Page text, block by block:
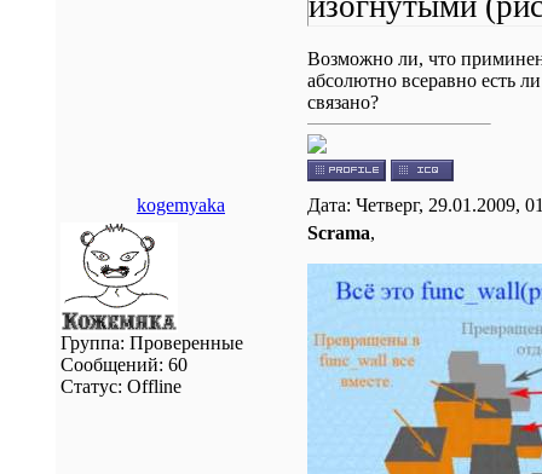
Возможно ли, что
абсолютно всеравно есть
связано?
kogemyaka Дата: Четверг, 29.01.2009,
Группа: Проверенные
Сообщений: 60
Статус: Offline
Scrama,